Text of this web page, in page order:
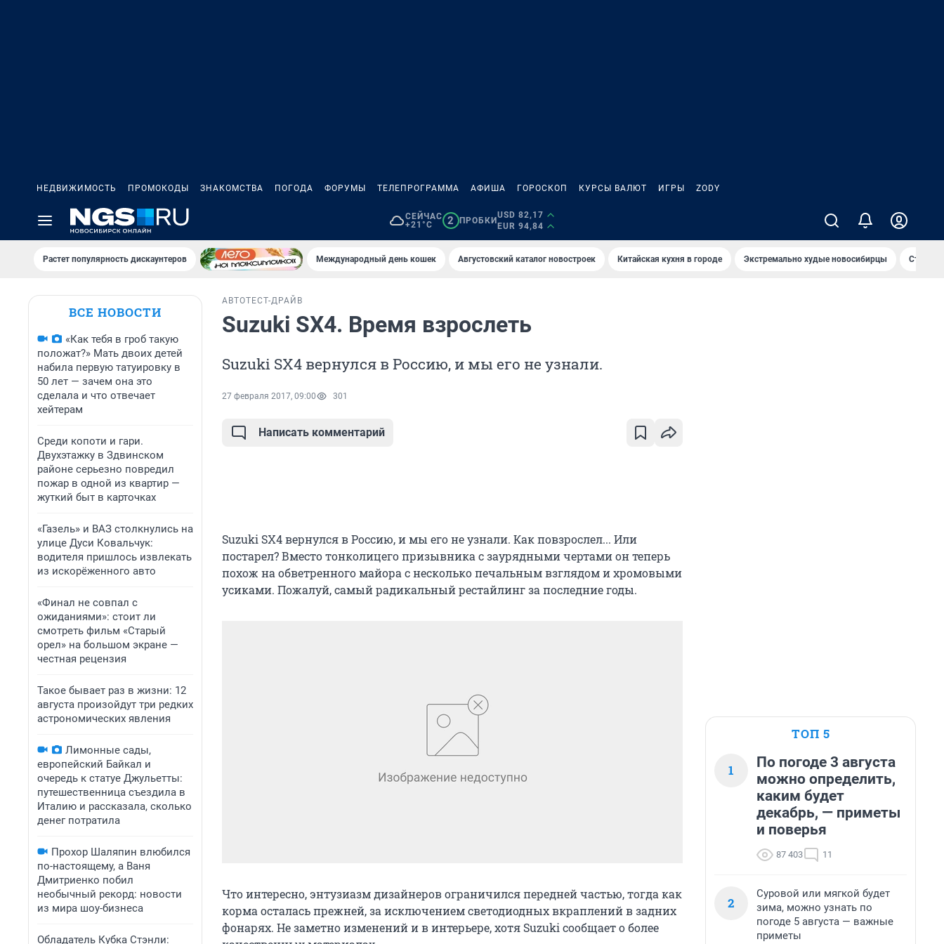
НЕДВИЖИМОСТЬ ПРОМОКОДЫ ЗНАКОМСТВА ПОГОДА ФОРУМЫ ТЕЛЕПРОГРАММА АФИША ГОРОСКОП КУРСЫ ВАЛЮТ ИГРЫ ZODY
СЕЙЧАС
+21°C
2 ПРОБКИ
USD 82,17
EUR 94,84
Растет популярность дискаунтеров Международный день кошек Августовский каталог новостроек Китайская кухня в городе Экстремально худые новосибирцы Старт
ВСЕ НОВОСТИ
«Как тебя в гроб такую
положат?» Мать двоих детей
набила первую татуировку в
50 лет — зачем она это
сделала и что отвечает
хейтерам
Среди копоти и гари.
Двухэтажку в Здвинском
районе серьезно повредил
пожар в одной из квартир —
жуткий быт в карточках
«Газель» и ВАЗ столкнулись на
улице Дуси Ковальчук:
водителя пришлось извлекать
из искорёженного авто
«Финал не совпал с
ожиданиями»: стоит ли
смотреть фильм «Старый
орел» на большом экране —
честная рецензия
Такое бывает раз в жизни: 12
августа произойдут три редких
астрономических явления
Лимонные сады,
европейский Байкал и
очередь к статуе Джульетты:
путешественница съездила в
Италию и рассказала, сколько
денег потратила
Прохор Шаляпин влюбился
по-настоящему, а Ваня
Дмитриенко побил
необычный рекорд: новости
из мира шоу-бизнеса
Обладатель Кубка Стэнли:
АВТОТЕСТ-ДРАЙВ
Suzuki SX4. Время взрослеть
Suzuki SX4 вернулся в Россию, и мы его не узнали.
27 февраля 2017, 09:00 301
Написать комментарий
Suzuki SX4 вернулся в Россию, и мы его не узнали. Как повзрослел... Или
постарел? Вместо тонколицего призывника с заурядными чертами он теперь
похож на обветренного майора с несколько печальным взглядом и хромовыми
усиками. Пожалуй, самый радикальный рестайлинг за последние годы.
Что интересно, энтузиазм дизайнеров ограничился передней частью, тогда как
корма осталась прежней, за исключением светодиодных вкраплений в задних
фонарях. Не заметно изменений и в интерьере, хотя Suzuki сообщает о более
ТОП 5
1
По погоде 3 августа
можно определить,
каким будет
декабрь, — приметы
и поверья
87 403 11
2
Суровой или мягкой будет
зима, можно узнать по
погоде 5 августа — важные
приметы